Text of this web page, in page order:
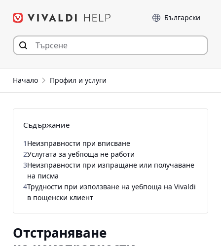
към съдържанието
Език
Начало Профил и услуги
Отстраняване
Съдържание
1 Неизправности при вписване
2Услугата за уебпоща не работи
3Неизправности при изпращане или получаване
на писма
4Трудности при използване на уебпоща на Vivaldi
в пощенски клиент